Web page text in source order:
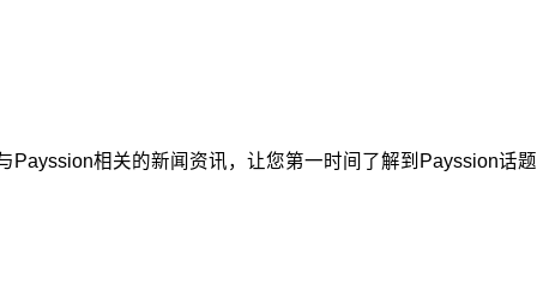
相关的新闻资讯，让您第一时间了解到Payssion话